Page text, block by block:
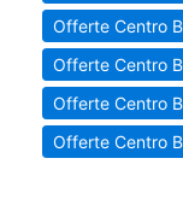
Offerte Centro
Offerte Centro
Offerte Centro
Offerte Centro